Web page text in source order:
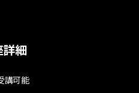
詳細
講可能